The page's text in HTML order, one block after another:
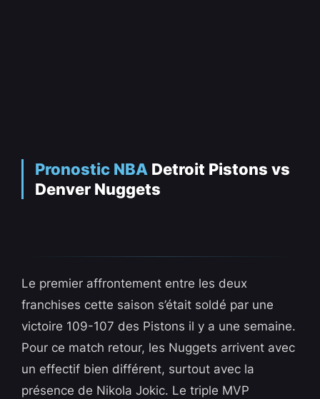
Pronostic NBA Detroit Pistons vs
Denver Nuggets
Le premier affrontement entre les deux
franchises cette saison s’était soldé par une
victoire 109-107 des Pistons il y a une semaine.
Pour ce match retour, les Nuggets arrivent avec
un effectif bien différent, surtout avec la
présence de Nikola Jokic. Le triple MVP